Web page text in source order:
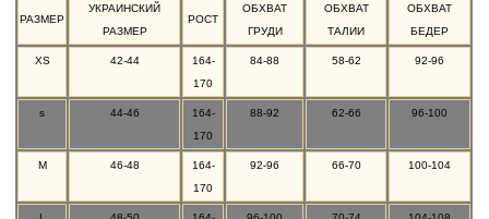
РАЗМЕР
УКРАИНСКИЙ
РАЗМЕР
РОСТ
ОБХВАТ
ГРУДИ
ОБХВАТ
ТАЛИИ
ОБХВАТ
БЕДЕР
XS 42-44
164-
170
84-88 58-62 92-96
s 44-46
164-
170
88-92 62-66 96-100
M 46-48
164-
170
92-96 66-70 100-104